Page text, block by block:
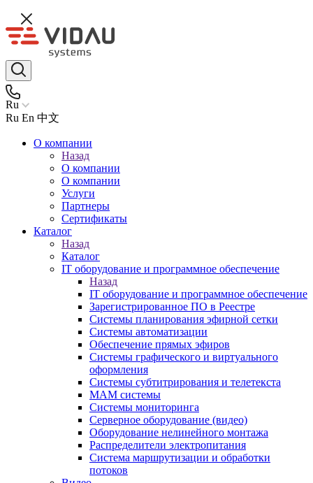
Ru
Ru En 中文
О компании
Назад
О компании
О компании
Услуги
Партнеры
Сертификаты
Каталог
Назад
Каталог
IT оборудование и программное обеспечение
Назад
IT оборудование и программное обеспечение
Зарегистрированное ПО в Реестре
Системы планирования эфирной сетки
Системы автоматизации
Обеспечение прямых эфиров
Системы графического и виртуального
оформления
Системы субтитрирования и телетекста
MAM системы
Системы мониторинга
Серверное оборудование (видео)
Оборудование нелинейного монтажа
Распределители электропитания
Система маршрутизации и обработки
потоков